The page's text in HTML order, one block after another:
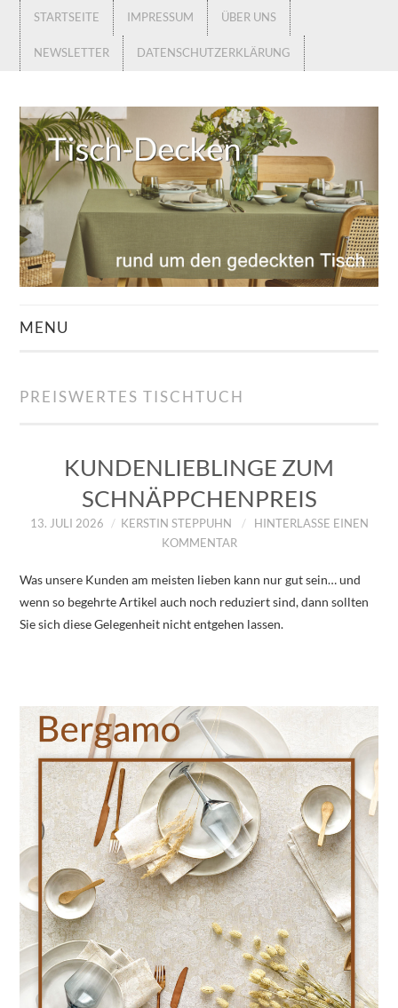
STARTSEITE IMPRESSUM ÜBER UNS
NEWSLETTER DATENSCHUTZERKLÄRUNG
MENU
ÜBER UNS
ZUM SHOP
DATENSCHUTZERKLÄRUNG
PREISWERTES TISCHTUCH
KUNDENLIEBLINGE ZUM
SCHNÄPPCHENPREIS
13. JULI 2026 KERSTIN STEPPUHN
HINTERLASSE EINEN
KOMMENTAR
Was unsere Kunden am meisten lieben kann nur gut sein… und
wenn so begehrte Artikel auch noch reduziert sind, dann sollten
Sie sich diese Gelegenheit nicht entgehen lassen.